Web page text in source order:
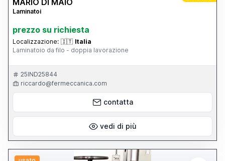
MARIO DI MAIO
Laminatoi
prezzo su richiesta
Localizzazione: 🇮🇹 Italia
Laminatoio da filo - doppia lavorazione
25IND25844
riccardo@fermeccanica.com
contatta
vedi di più